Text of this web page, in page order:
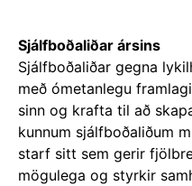
Sjálfboðaliðar ársins
Sjálfboðaliðar gegna
með ómetanlegu
sinn og krafta til að
kunnum sjálfboðaliðum
starf sitt sem gerir
mögulega og styrkir